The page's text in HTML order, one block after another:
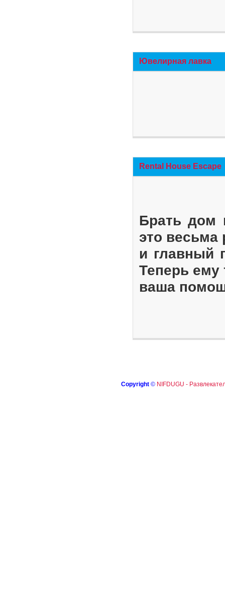
Ювелирная лавка
Rental House Escape
Брать дом
это весьма
и главный
Теперь ему
ваша
Copyright © NIFDUGU -